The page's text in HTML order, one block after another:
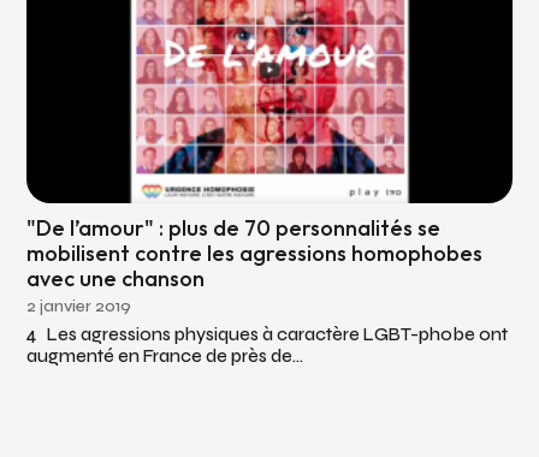
"De l’amour" : plus de 70 personnalités se
mobilisent contre les agressions homophobes
avec une chanson
2 janvier 2019
4 Les agressions physiques à caractère LGBT-phobe ont
augmenté en France de près de...